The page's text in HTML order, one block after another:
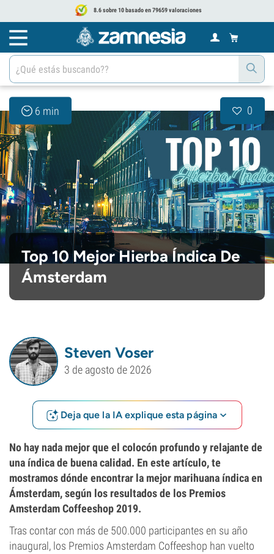
8.6 sobre 10 basado en 79659 valoraciones
6 min 0
Top 10 Mejor Hierba Índica De
Ámsterdam
Steven Voser
3 de agosto de 2026
Deja que la IA explique esta página
No hay nada mejor que el colocón profundo y relajante de
una índica de buena calidad. En este artículo, te
mostramos dónde encontrar la mejor marihuana índica en
Ámsterdam, según los resultados de los Premios
Amsterdam Coffeeshop 2019.
Tras contar con más de 500.000 participantes en su año
inaugural, los Premios Amsterdam Coffeeshop han vuelto